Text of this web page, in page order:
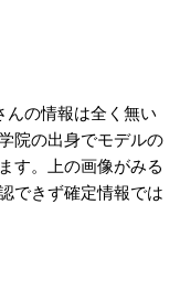
んの情報は全く無い
院の出身でモデルの
す。上の画像がみる
できず確定情報では